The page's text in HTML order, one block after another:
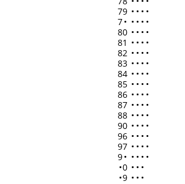
79 • • • •
7• • • • •
80 • • • •
81 • • • •
82 • • • •
83 • • • •
84 • • • •
85 • • • •
86 • • • •
87 • • • •
88 • • • •
90 • • • •
96 • • • •
97 • • • •
9• • • • •
•0 • • •
•9 • • •